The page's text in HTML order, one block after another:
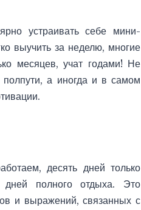
устраивать себе мини-
выучить за неделю, многие
месяцев, учат годами! Не
полпути, а иногда и в самом
десять дней только
полного отдыха. Это
и выражений, связанных с